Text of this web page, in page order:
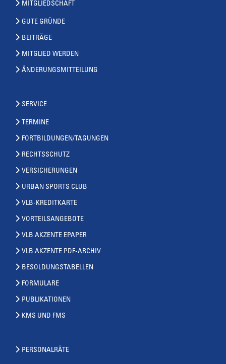
MITGLIEDSCHAFT
GUTE GRÜNDE
BEITRÄGE
MITGLIED WERDEN
ÄNDERUNGSMITTEILUNG
SERVICE
TERMINE
FORTBILDUNGEN/TAGUNGEN
RECHTSSCHUTZ
VERSICHERUNGEN
URBAN SPORTS CLUB
VLB-KREDITKARTE
VORTEILSANGEBOTE
VLB AKZENTE EPAPER
VLB AKZENTE PDF-ARCHIV
BESOLDUNGSTABELLEN
FORMULARE
PUBLIKATIONEN
KMS UND FMS
PERSONALRÄTE